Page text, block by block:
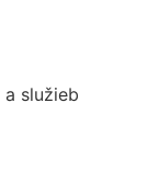
služieb